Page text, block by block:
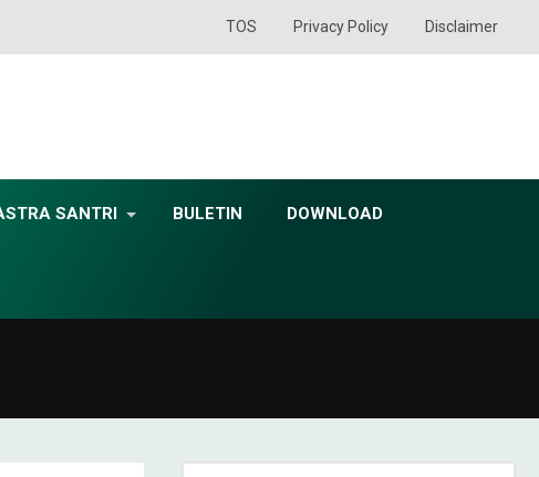
TOS Privacy Policy Disclaimer
SANTRI BULETIN DOWNLOAD